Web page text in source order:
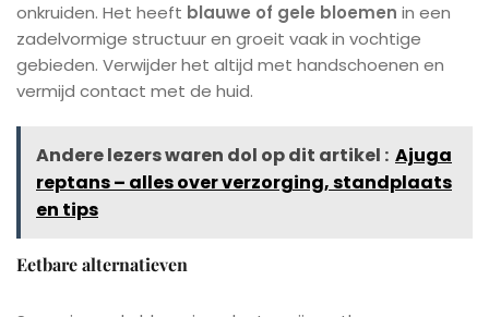
onkruiden. Het heeft blauwe of gele bloemen in een
zadelvormige structuur en groeit vaak in vochtige
gebieden. Verwijder het altijd met handschoenen en
vermijd contact met de huid.
Andere lezers waren dol op dit artikel : Ajuga
reptans – alles over verzorging, standplaats
en tips
Eetbare alternatieven